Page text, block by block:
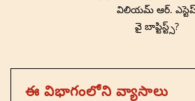
విలియమ్ ఆర్.
వై బాప్టిస్ట్స్?
ఈ విభాగంలోని వ్యాసాలు